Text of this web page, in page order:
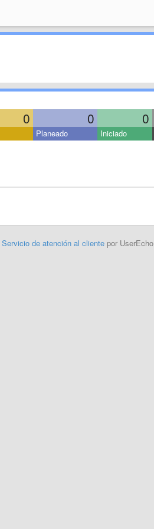
0 0 0
Planeado Iniciado
Servicio de atención al clientepor UserEcho